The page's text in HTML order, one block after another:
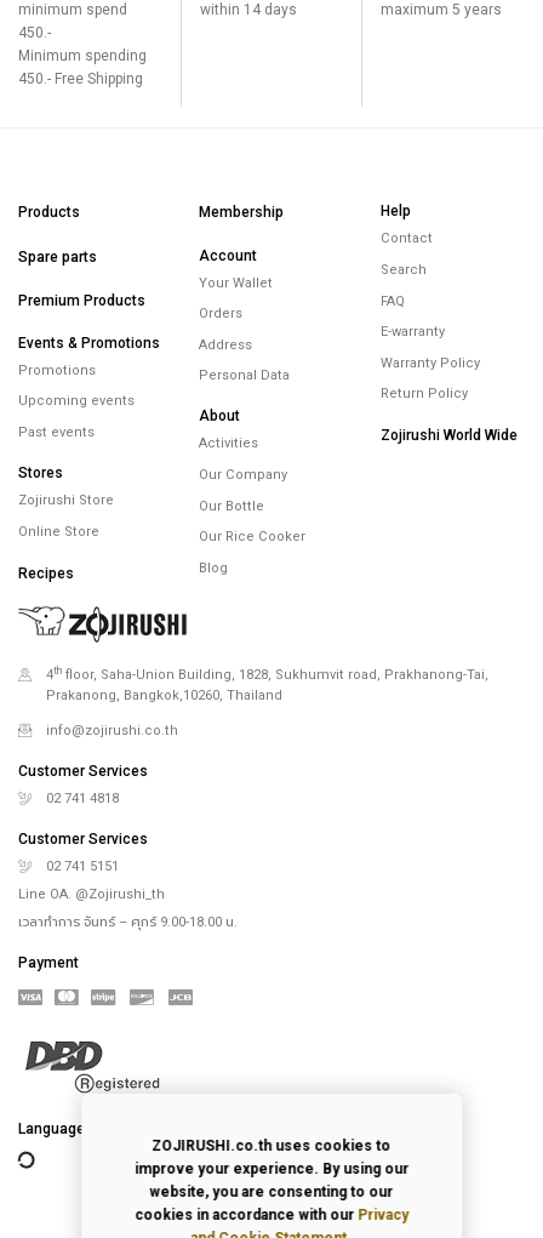
minimum spend
450.-
Minimum spending
450.- Free Shipping
within 14 days
maximum 5 years
Products
Spare parts
Premium Products
Events & Promotions
Promotions
Upcoming events
Past events
Stores
Zojirushi Store
Online Store
Recipes
Membership
Account
Your Wallet
Orders
Address
Personal Data
About
Activities
Our Company
Our Bottle
Our Rice Cooker
Blog
Help
Contact
Search
FAQ
E-warranty
Warranty Policy
Return Policy
Zojirushi World Wide
4th floor, Saha-Union Building, 1828, Sukhumvit road, Prakhanong-Tai,
Prakanong, Bangkok,10260, Thailand
info@zojirushi.co.th
Customer Services
02 741 4818
Customer Services
02 741 5151
Line OA. @Zojirushi_th
เวลาทำการ จันทร์ – ศุกร์ 9.00-18.00 น.
Payment
Language
ZOJIRUSHI.co.th uses cookies to
improve your experience. By using our
website, you are consenting to our
cookies in accordance with our Privacy